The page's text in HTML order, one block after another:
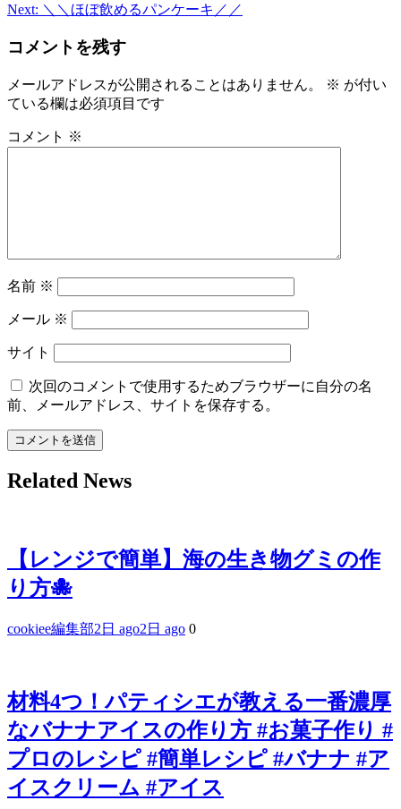
ナ
ビ
ー
シ
Next: ＼＼ほぼ飲めるパンケーキ／／
コメントを残す
メールアドレスが公開されることはありません。 ※ が付い
ている欄は必須項目です
コメント ※
名前 ※
メール ※
サイト
次回のコメントで使用するためブラウザーに自分の名
前、メールアドレス、サイトを保存する。
Related News
【レンジで簡単】海の生き物グミの作
り方🐙
cookiee編集部2日 ago2日 ago 0
材料4つ！パティシエが教える一番濃厚
なバナナアイスの作り方 #お菓子作り #
プロのレシピ #簡単レシピ #バナナ #ア
イスクリーム #アイス